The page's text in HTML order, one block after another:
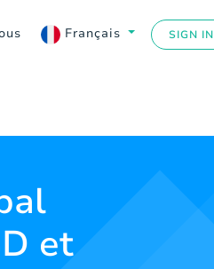
Français SIGN IN
et